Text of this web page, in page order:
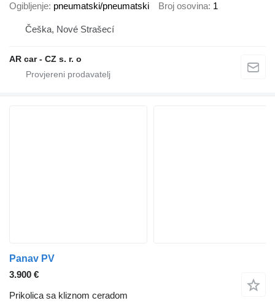
Ogibljenje pneumatski/pneumatski Broj osovina 1
Češka, Nové Strašecí
AR car - CZ s. r. o
Panav PV
3.900 €
Prikolica sa kliznom ceradom